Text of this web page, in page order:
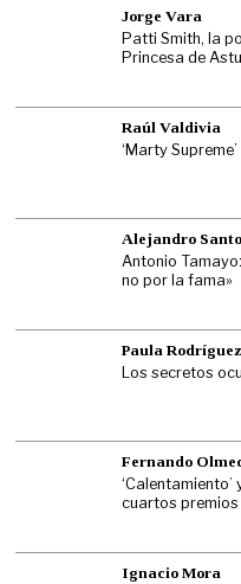
Jorge Vara
Patti Smith, la
Princesa de
Raúl Valdivia
‘Marty
Alejandro
Antonio
no por la fama»
Paula Rodríguez
Los secretos
Fernando
‘Calentamiento’
cuartos premios
Ignacio Mora